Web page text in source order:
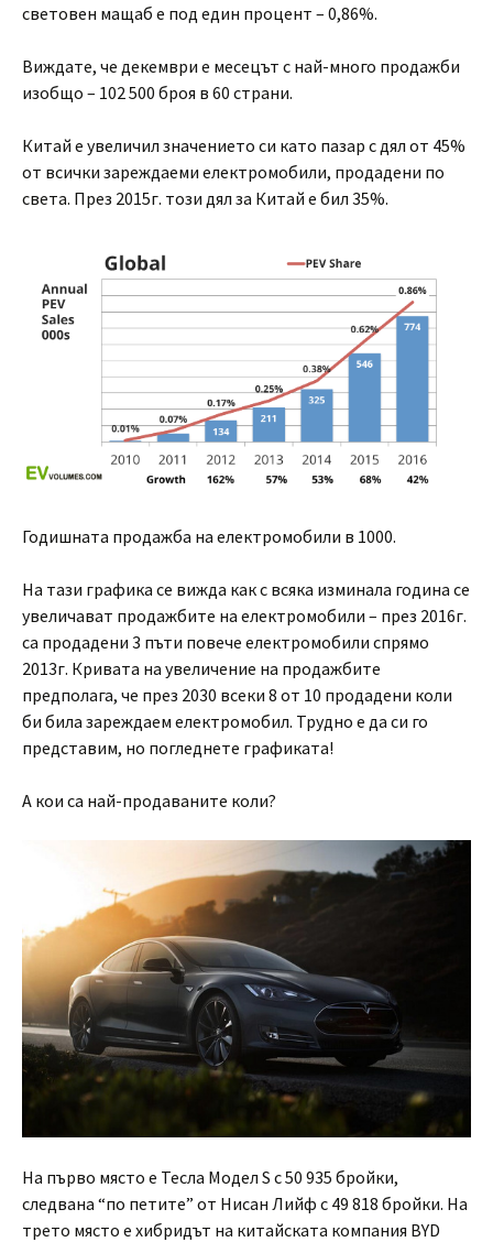
световен мащаб е под един процент – 0,86%.
Виждате, че декември е месецът с най-много продажби
изобщо – 102 500 броя в 60 страни.
Китай е увеличил значението си като пазар с дял от 45%
от всички зареждаеми електромобили, продадени по
света. През 2015г. този дял за Китай е бил 35%.
Годишната продажба на електромобили в 1000.
На тази графика се вижда как с всяка изминала година се
увеличават продажбите на електромобили – през 2016г.
са продадени 3 пъти повече електромобили спрямо
2013г. Кривата на увеличение на продажбите
предполага, че през 2030 всеки 8 от 10 продадени коли
би била зареждаем електромобил. Трудно е да си го
представим, но погледнете графиката!
А кои са най-продаваните коли?
На първо място е Тесла Модел S с 50 935 бройки,
следвана “по петите” от Нисан Лийф с 49 818 бройки. На
трето място е хибридът на китайската компания BYD